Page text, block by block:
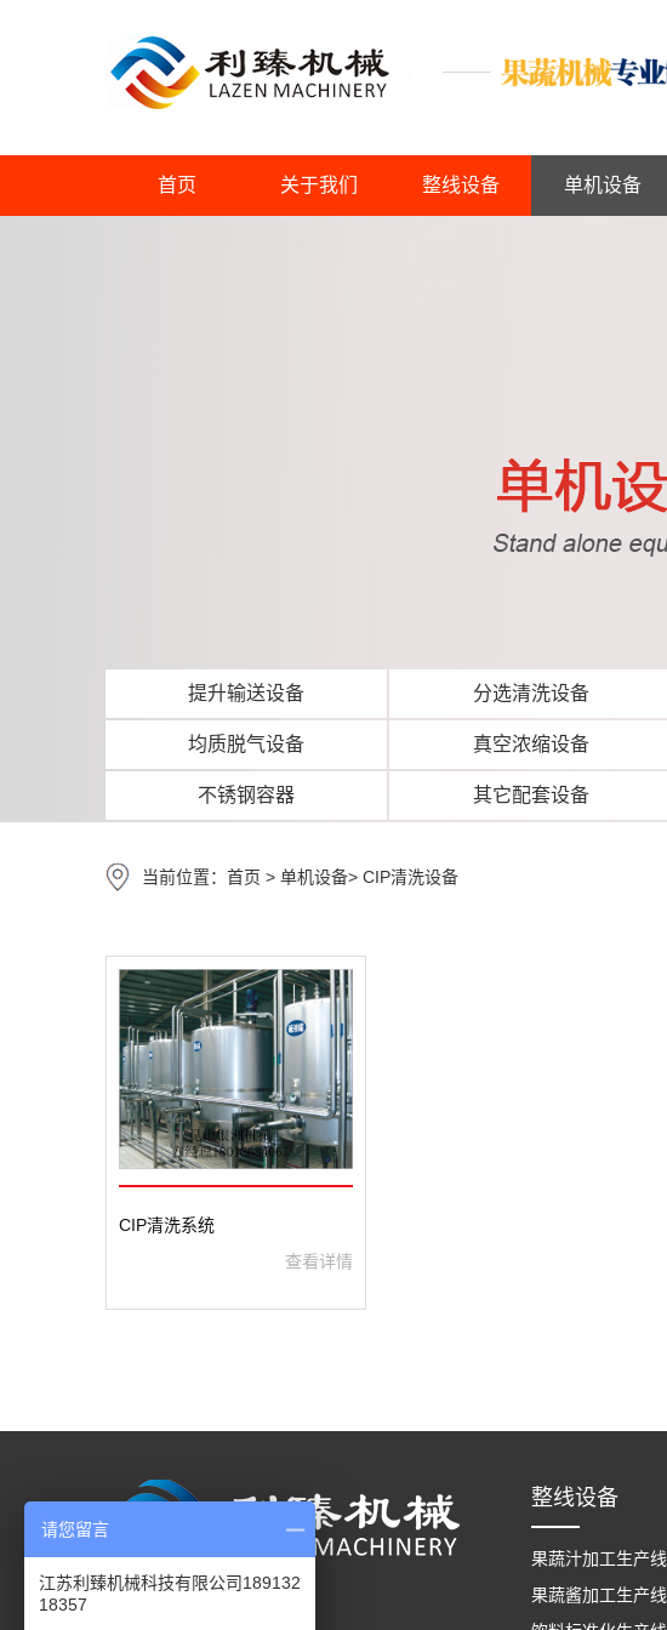
首页 关于我们 整线设备 单机设备
提升输送设备 分选清洗设备
均质脱气设备 真空浓缩设备
不锈钢容器 其它配套设备
当前位置： 首页 > 单机设备> CIP清洗设备
CIP清洗系统
查看详情
整线设备
果蔬汁加工生产线
果蔬酱加工生产线
请您留言
江苏利臻机械科技有限公司189132
18357